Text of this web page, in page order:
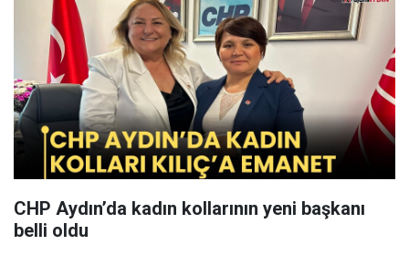
CHP Aydın’da kadın kollarının yeni başkanı
belli oldu